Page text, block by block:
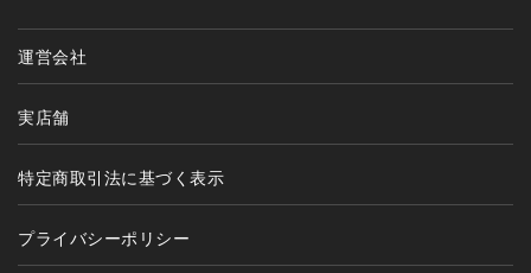
運営会社
実店舗
特定商取引法に基づく表示
プライバシーポリシー